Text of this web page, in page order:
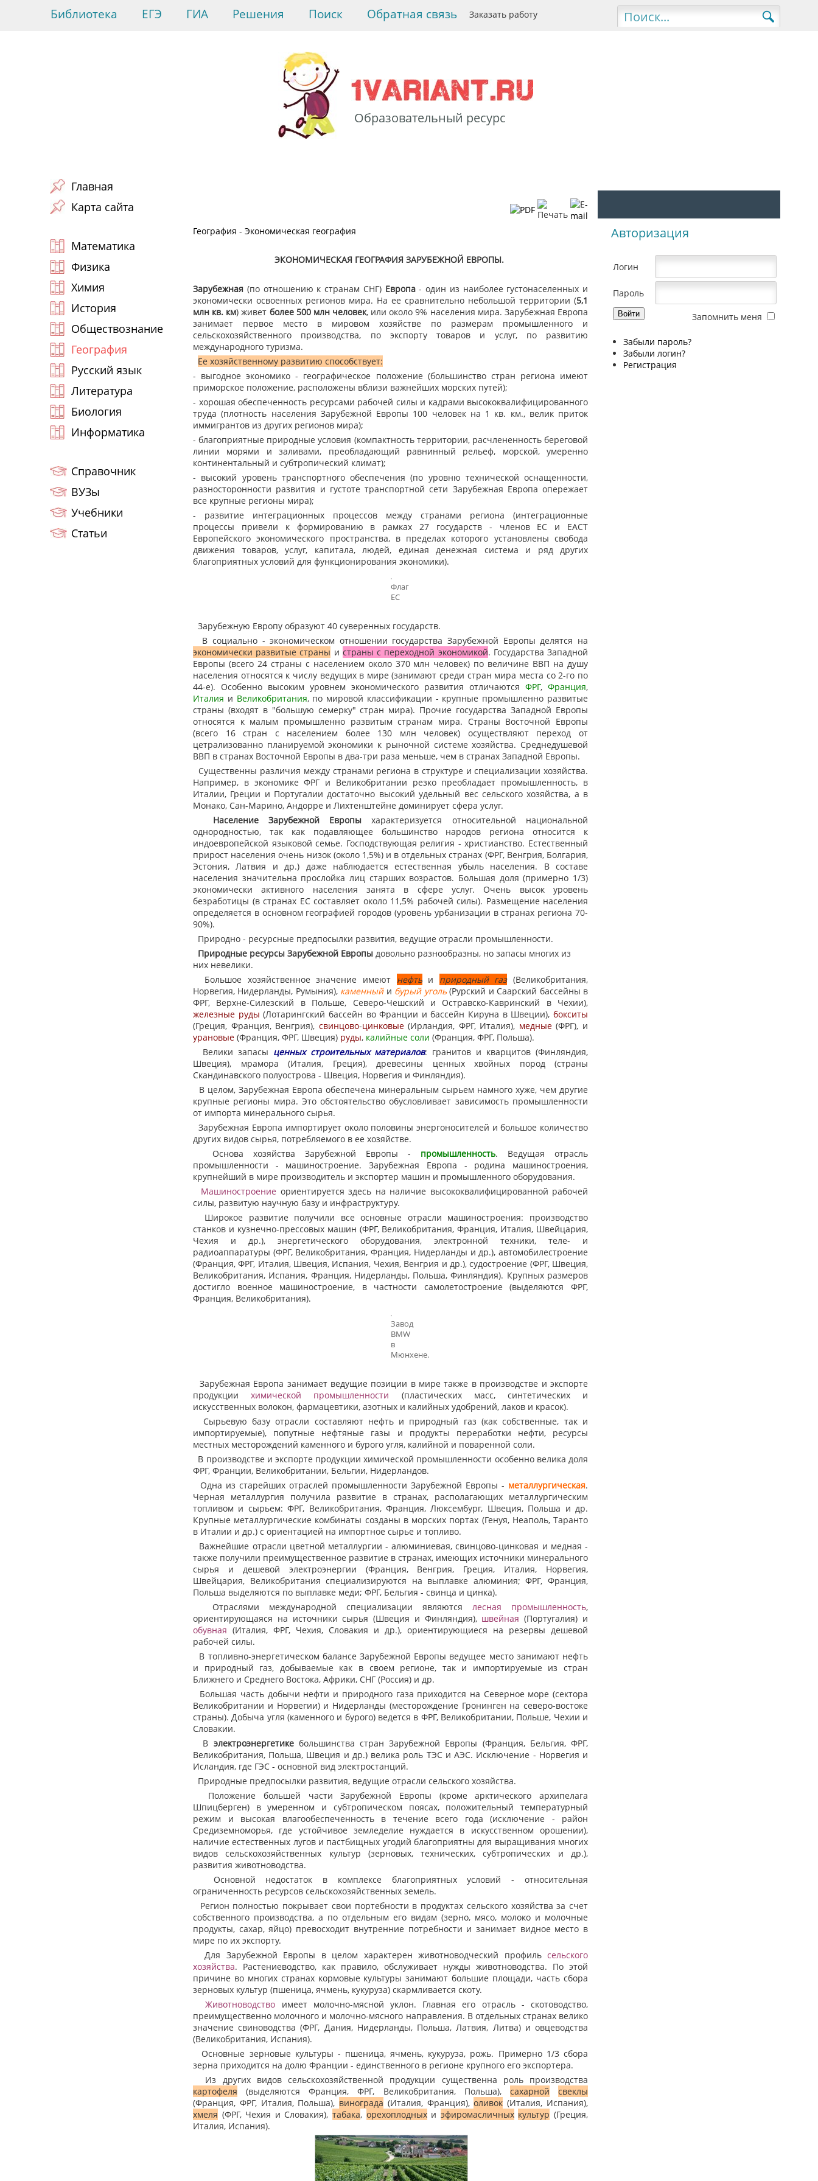
Библиотека ЕГЭ ГИА Решения Поиск Заказать работу
Обратная связь
Образовательный ресурс
Главная
Карта сайта
Математика
Физика
Химия
История
Обществознание
География
Русский язык
Литература
Биология
Информатика
Справочник
ВУЗы
Учебники
Статьи
География - Экономическая география
ЭКОНОМИЧЕСКАЯ ГЕОГРАФИЯ ЗАРУБЕЖНОЙ ЕВРОПЫ.
Зарубежная (по отношению к странам СНГ) Европа- один из наиболее густонаселенных и
экономически освоенных регионов мира. На ее сравнительно небольшой территории (5,1
млн кв. км) живет более 500 млн человек, или около 9% населения мира. Зарубежная Европа
занимает первое место в мировом хозяйстве по размерам промышленного и
сельскохозяйственного производства, по экспорту товаров и услуг, по развитию
международного туризма.
Ее хозяйственному развитию способствует:
- выгодное экономико - географическое положение (большинство стран региона имеют
приморское положение, расположены вблизи важнейших морских путей);
- хорошая обеспеченность ресурсами рабочей силы и кадрами высококвалифицированного
труда (плотность населения Зарубежной Европы 100 человек на 1 кв. км., велик приток
иммигрантов из других регионов мира);
- благоприятные природные условия (компактность территории, расчлененность береговой
линии морями и заливами, преобладающий равнинный рельеф, морской, умеренно
континентальный и субтропический климат);
- высокий уровень транспортного обеспечения (по уровню технической оснащенности,
разносторонности развития и густоте транспортной сети Зарубежная Европа опережает
все крупные регионы мира);
- развитие интеграционных процессов между странами региона (интеграционные
процессы привели к формированию в рамках 27 государств - членов ЕС и ЕАСТ
Европейского экономического пространства, в пределах которого установлены свобода
движения товаров, услуг, капитала, людей, единая денежная система и ряд других
благоприятных условий для функционирования экономики).
Флаг
ЕС
Зарубежную Европу образуют 40 суверенных государств.
В социально - экономическом отношении государства Зарубежной Европы делятся на
экономически развитые страны и страны с переходной экономикой. Государства Западной
Европы (всего 24 страны с населением около 370 млн человек) по величине ВВП на душу
населения относятся к числу ведущих в мире (занимают среди стран мира места со 2-го по
44-е). Особенно высоким уровнем экономического развития отличаются ФРГ, Франция,
Италия и Великобритания, по мировой классификации - крупные промышленно развитые
страны (входят в "большую семерку" стран мира). Прочие государства Западной Европы
относятся к малым промышленно развитым странам мира. Страны Восточной Европы
(всего 16 стран с населением более 130 млн человек) осуществляют переход от
цетрализованно планируемой экономики к рыночной системе хозяйства. Среднедушевой
ВВП в странах Восточной Европы в два-три раза меньше, чем в странах Западной Европы.
Существенны различия между странами региона в структуре и специализации хозяйства.
Например, в экономике ФРГ и Великобритании резко преобладает промышленность, в
Италии, Греции и Португалии достаточно высокий удельный вес сельского хозяйства, а в
Монако, Сан-Марино, Андорре и Лихтенштейне доминирует сфера услуг.
Население
Зарубежной Европы характеризуется относительной национальной
однородностью, так как подавляющее большинство народов региона относится к
индоевропейской языковой семье. Господствующая религия - христианство. Естественный
прирост населения очень низок (около 1,5%) и в отдельных странах (ФРГ, Венгрия, Болгария,
Эстония, Латвия и др.) даже наблюдается естественная убыль населения. В составе
населения значительна прослойка лиц старших возрастов. Большая доля (примерно 1/3)
экономически активного населения занята в сфере услуг. Очень высок уровень
безработицы (в странах ЕС составляет около 11,5% рабочей силы). Размещение населения
определяется в основном географией городов (уровень урбанизации в странах региона 70-
90%).
Природно - ресурсные предпосылки развития, ведущие отрасли промышленности.
Природные ресурсы Зарубежной Европы довольно разнообразны, но запасы многих из
них невелики.
Большое хозяйственное значение имеют нефтьи природный газ(Великобритания,
Норвегия, Нидерланды, Румыния), каменныйи бурый уголь(Рурский и Саарский бассейны в
ФРГ, Верхне-Силезский в Польше, Северо-Чешский и Остравско-Кавринский в Чехии),
железные руды (Лотарингский бассейн во Франции и бассейн Кируна в Швеции),бокситы
(Греция, Франция, Венгрия), свинцово-цинковые(Ирландия, ФРГ, Италия), медные(ФРГ), и
урановые (Франция, ФРГ, Швеция) руды, калийные соли (Франция, ФРГ, Польша).
Велики запасы ценных строительных материалов: гранитов и кварцитов (Финляндия,
Швеция), мрамора (Италия, Греция), древесины ценных хвойных пород (страны
Скандинавского полуострова - Швеция, Норвегия и Финляндия).
В целом, Зарубежная Европа обеспечена минеральным сырьем намного хуже, чем другие
крупные регионы мира. Это обстоятельство обусловливает зависимость промышленности
от импорта минерального сырья.
Зарубежная Европа импортирует около половины энергоносителей и большое количество
других видов сырья, потребляемого в ее хозяйстве.
Основа хозяйства Зарубежной Европы - промышленность. Ведущая отрасль
промышленности - машиностроение. Зарубежная Европа - родина машиностроения,
крупнейший в мире производитель и экспортер машин и промышленного оборудования.
Машиностроение ориентируется здесь на наличие высококвалифицированной рабочей
силы, развитую научную базу и инфраструктуру.
Широкое развитие получили все основные отрасли машиностроения: производство
станков и кузнечно-прессовых машин (ФРГ, Великобритания, Франция, Италия, Швейцария,
Чехия и др.), энергетического оборудования, электронной техники, теле- и
радиоаппаратуры (ФРГ, Великобритания, Франция, Нидерланды и др.), автомобилестроение
(Франция, ФРГ, Италия, Швеция, Испания, Чехия, Венгрия и др.), судостроение (ФРГ, Швеция,
Великобритания, Испания, Франция, Нидерланды, Польша, Финляндия). Крупных размеров
достигло военное машиностроение, в частности самолетостроение (выделяются ФРГ,
Франция, Великобритания).
Завод
BMW
в
Мюнхене.
Зарубежная Европа занимает ведущие позиции в мире также в производстве и экспорте
продукциихимической промышленности (пластических масс, синтетических и
искусственных волокон, фармацевтики, азотных и калийных удобрений, лаков и красок).
Сырьевую базу отрасли составляют нефть и природный газ (как собственные, так и
импортируемые), попутные нефтяные газы и продукты переработки нефти, ресурсы
местных месторождений каменного и бурого угля, калийной и поваренной соли.
В производстве и экспорте продукции химической промышленности особенно велика доля
ФРГ, Франции, Великобритании, Бельгии, Нидерландов.
Одна из старейших отраслей промышленности Зарубежной Европы - металлургическая.
Черная металлургия получила развитие в странах, располагающих металлургическим
топливом и сырьем: ФРГ, Великобритания, Франция, Люксембург, Швеция, Польша и др.
Крупные металлургические комбинаты созданы в морских портах (Генуя, Неаполь, Таранто
в Италии и др.) с ориентацией на импортное сырье и топливо.
Важнейшие отрасли цветной металлургии - алюминиевая, свинцово-цинковая и медная -
также получили преимущественное развитие в странах, имеющих источники минерального
сырья и дешевой электроэнергии (Франция, Венгрия, Греция, Италия, Норвегия,
Швейцария, Великобритания специализируются на выплавке алюминия; ФРГ, Франция,
Польша выделяются по выплавке меди; ФРГ, Бельгия - свинца и цинка).
Отраслями международной специализации являются лесная промышленность,
ориентирующаяся на источники сырья (Швеция и Финляндия), швейная (Португалия) и
обувная (Италия, ФРГ, Чехия, Словакия и др.), ориентирующиеся на резервы дешевой
рабочей силы.
В топливно-энергетическом балансе Зарубежной Европы ведущее место занимают нефть
и природный газ, добываемые как в своем регионе, так и импортируемые из стран
Ближнего и Среднего Востока, Африки, СНГ (Россия) и др.
Большая часть добычи нефти и природного газа приходится на Северное море (сектора
Великобритании и Норвегии) и Нидерланды (месторождение Гронинген на северо-востоке
страны). Добыча угля (каменного и бурого) ведется в ФРГ, Великобритании, Польше, Чехии и
Словакии.
В электроэнергетикебольшинства стран Зарубежной Европы (Франция, Бельгия, ФРГ,
Великобритания, Польша, Швеция и др.) велика роль ТЭС и АЭС. Исключение - Норвегия и
Исландия, где ГЭС - основной вид электростанций.
Природные предпосылки развития, ведущие отрасли сельского хозяйства.
Положение большей части Зарубежной Европы (кроме арктического архипелага
Шпицберген) в умеренном и субтропическом поясах, положительный температурный
режим и высокая влагообеспеченность в течение всего года (исключение - район
Средиземноморья, где устойчивое земледелие нуждается в искусственном орошении),
наличие естественных лугов и пастбищных угодий благоприятны для выращивания многих
видов сельскохозяйственных культур (зерновых, технических, субтропических и др.),
развития животноводства.
Основной недостаток в комплексе благоприятных условий - относительная
ограниченность ресурсов сельскохозяйственных земель.
Регион полностью покрывает свои портебности в продуктах сельского хозяйства за счет
собственного производства, а по отдельным его видам (зерно, мясо, молоко и молочные
продукты, сахар, яйцо) превосходит внутренние потребности и занимает видное место в
мире по их экспорту.
Для Зарубежной Европы в целом характерен животноводческий профиль сельского
хозяйства. Растениеводство, как правило, обслуживает нужды животноводства. По этой
причине во многих странах кормовые культуры занимают большие площади, часть сбора
зерновых культур (пшеница, ячмень, кукуруза) скармливается скоту.
Животноводство имеет молочно-мясной уклон. Главная его отрасль - скотоводство,
преимущественно молочного и молочно-мясного направления. В отдельных странах велико
значение свиноводства (ФРГ, Дания, Нидерланды, Польша, Латвия, Литва) и овцеводства
(Великобритания, Испания).
Основные зерновые культуры - пшеница, ячмень, кукуруза, рожь. Примерно 1/3 сбора
зерна приходится на долю Франции - единственного в регионе крупного его экспортера.
Из других видов сельскохозяйственной продукции существенна роль производства
картофеля (выделяются Франция, ФРГ, Великобритания, Польша), сахарной
свеклы
(Франция, ФРГ, Италия, Польша), винограда (Италия, Франция),оливок (Италия, Испания),
хмеля (ФРГ, Чехия и Словакия), табака, орехоплодныхи эфиромасличных культур (Греция,
Италия, Испания).
Авторизация
Логин
Пароль
Запомнить меня
Забыли пароль?
Забыли логин?
Регистрация